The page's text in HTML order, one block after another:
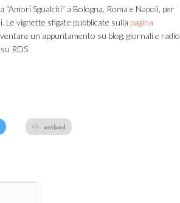
Sgualciti” a Bologna, Roma e Napoli, per
vignette sfigate pubblicate sulla pagina
un appuntamento su blog, giornali e radio,
RDS
embed